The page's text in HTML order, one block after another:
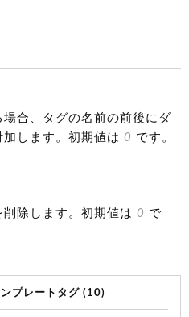
合、タグの名前の前後にダ
加します。初期値は0 です。
削除します。初期値は0 で
プレートタグ (10)